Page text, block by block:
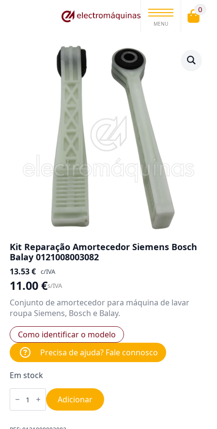
MENU
0
Kit Reparação Amortecedor Siemens Bosch
Balay 0121008003082
13.53€ c/IVA
11.00€s/IVA
Conjunto de amortecedor para máquina de lavar
roupa Siemens, Bosch e Balay.
Como identificar o modelo
Precisa de ajuda? Fale connosco
Em stock
Quantidade
de
Reparação
Adicionar